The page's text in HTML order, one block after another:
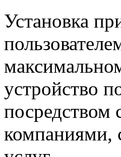
Установка
устройство
посредством
компаниями,